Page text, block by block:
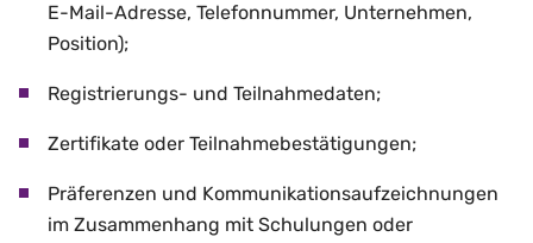
E-Mail-Adresse, Telefonnummer, Unternehmen,
Position);
Registrierungs- und Teilnahmedaten;
Zertifikate oder Teilnahmebestätigungen;
Präferenzen und Kommunikationsaufzeichnungen
im Zusammenhang mit Schulungen oder